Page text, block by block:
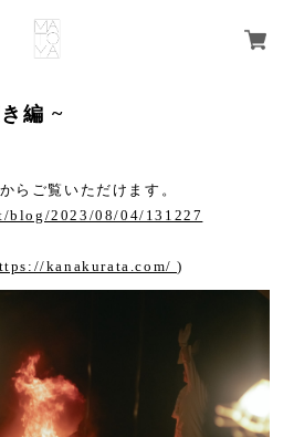
編 ~
らご覧いただけます。
blog/2023/08/04/131227
kanakurata.com/)